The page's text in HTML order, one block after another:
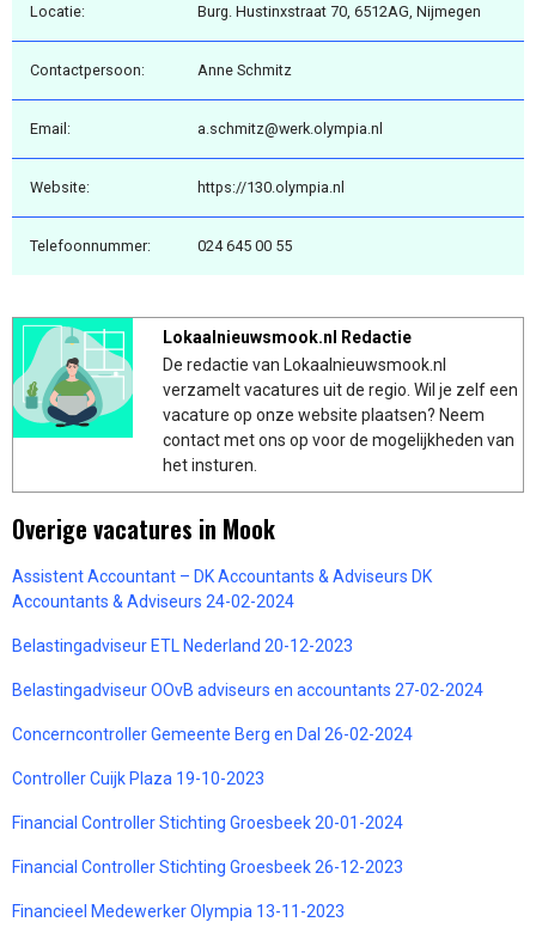
Locatie: Burg. Hustinxstraat 70, 6512AG, Nijmegen
Contactpersoon: Anne Schmitz
Email: a.schmitz@werk.olympia.nl
Website: https://130.olympia.nl
Telefoonnummer: 024 645 00 55
Lokaalnieuwsmook.nl Redactie
De redactie van Lokaalnieuwsmook.nl
verzamelt vacatures uit de regio. Wil je zelf een
vacature op onze website plaatsen? Neem
contact met ons op voor de mogelijkheden van
het insturen.
Overige vacatures in Mook
Assistent Accountant – DK Accountants & Adviseurs DK
Accountants & Adviseurs 24-02-2024
Belastingadviseur ETL Nederland 20-12-2023
Belastingadviseur OOvB adviseurs en accountants 27-02-2024
Concerncontroller Gemeente Berg en Dal 26-02-2024
Controller Cuijk Plaza 19-10-2023
Financial Controller Stichting Groesbeek 20-01-2024
Financial Controller Stichting Groesbeek 26-12-2023
Financieel Medewerker Olympia 13-11-2023